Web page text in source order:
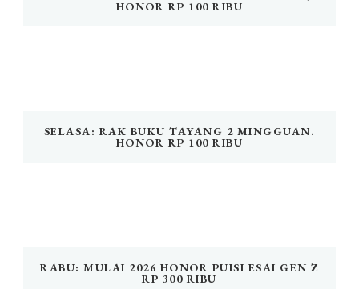
HONOR RP 100 RIBU
SELASA: RAK BUKU TAYANG 2 MINGGUAN.
HONOR RP 100 RIBU
RABU: MULAI 2026 HONOR PUISI ESAI GEN Z
RP 300 RIBU